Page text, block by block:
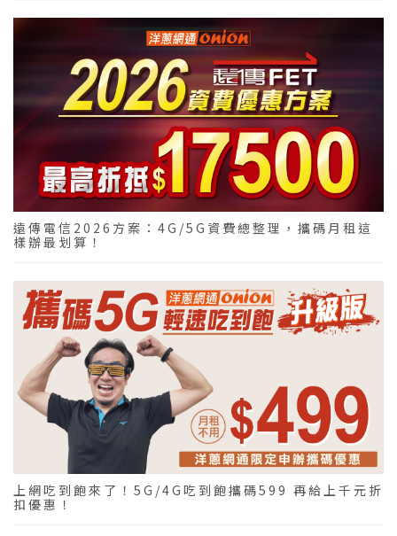
遠傳電信2026方案：4G/5G資費總整理，攜碼月租這
樣辦最划算！
上網吃到飽來了！5G/4G吃到飽攜碼599 再給上千元折
扣優惠！